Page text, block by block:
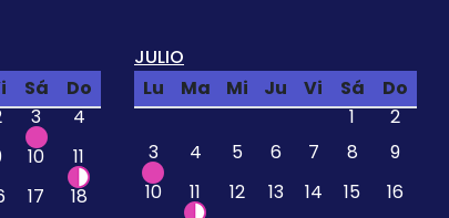
Sá
Do
3
4
10
11
17
18
JULIO
Lu
Ma Mi Ju Vi Sá
Do
1
2
3
4 5 6 7 8
9
10
11 12 13 14 15
16